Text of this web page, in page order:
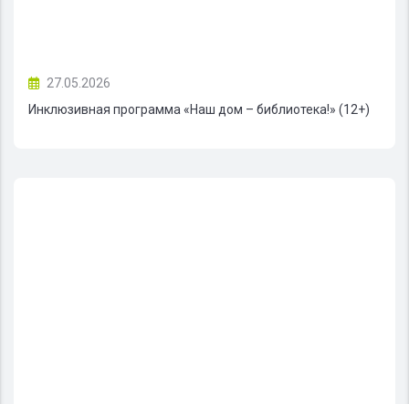
27.05.2026
Инклюзивная программа «Наш дом – библиотека!» (12+)